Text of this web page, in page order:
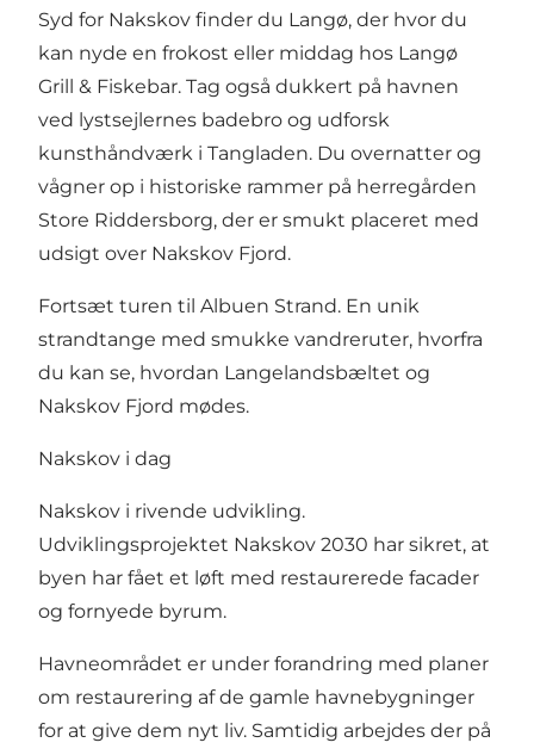
Syd for Nakskov finder du Langø, der hvor du
kan nyde en frokost eller middag hos Langø
Grill & Fiskebar. Tag også dukkert på havnen
ved lystsejlernes badebro og udforsk
kunsthåndværk i Tangladen. Du overnatter og
vågner op i historiske rammer på herregården
Store Riddersborg, der er smukt placeret med
udsigt over Nakskov Fjord.
Fortsæt turen til Albuen Strand. En unik
strandtange med smukke vandreruter, hvorfra
du kan se, hvordan Langelandsbæltet og
Nakskov Fjord mødes.
Nakskov i dag
Nakskov i rivende udvikling.
Udviklingsprojektet Nakskov 2030 har sikret, at
byen har fået et løft med restaurerede facader
og fornyede byrum.
Havneområdet er under forandring med planer
om restaurering af de gamle havnebygninger
for at give dem nyt liv. Samtidig arbejdes der på